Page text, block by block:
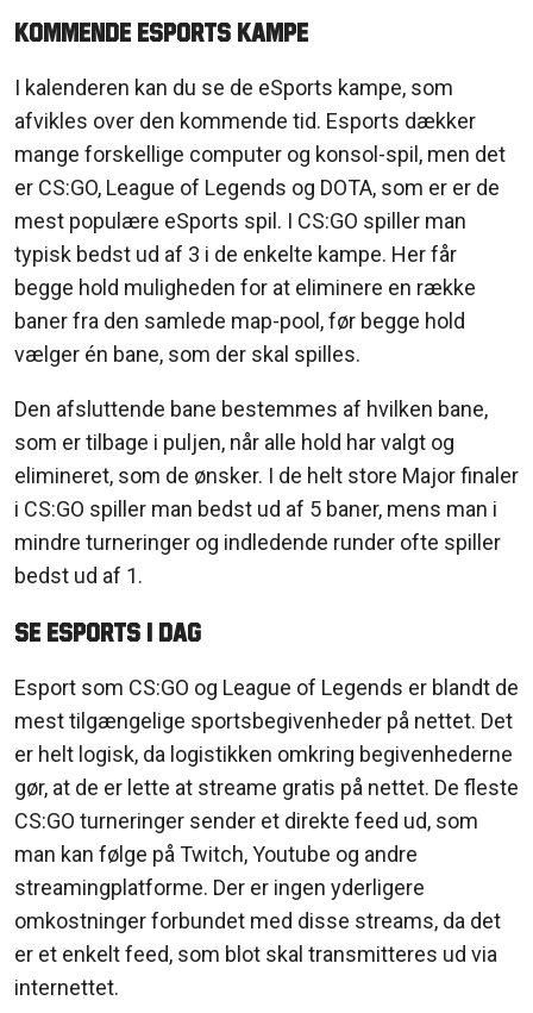
Kommende eSports kampe
I kalenderen kan du se de eSports kampe, som
afvikles over den kommende tid. Esports dækker
mange forskellige computer og konsol-spil, men det
er CS:GO, League of Legends og DOTA, som er er de
mest populære eSports spil. I CS:GO spiller man
typisk bedst ud af 3 i de enkelte kampe. Her får
begge hold muligheden for at eliminere en række
baner fra den samlede map-pool, før begge hold
vælger én bane, som der skal spilles.
Den afsluttende bane bestemmes af hvilken bane,
som er tilbage i puljen, når alle hold har valgt og
elimineret, som de ønsker. I de helt store Major finaler
i CS:GO spiller man bedst ud af 5 baner, mens man i
mindre turneringer og indledende runder ofte spiller
bedst ud af 1.
Se esports i dag
Esport som CS:GO og League of Legends er blandt de
mest tilgængelige sportsbegivenheder på nettet. Det
er helt logisk, da logistikken omkring begivenhederne
gør, at de er lette at streame gratis på nettet. De fleste
CS:GO turneringer sender et direkte feed ud, som
man kan følge på Twitch, Youtube og andre
streamingplatforme. Der er ingen yderligere
omkostninger forbundet med disse streams, da det
er et enkelt feed, som blot skal transmitteres ud via
internettet.